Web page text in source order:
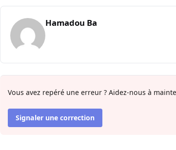
Hamadou Ba
Vous avez repéré une erreur ? Aidez-nous à
Signaler une correction